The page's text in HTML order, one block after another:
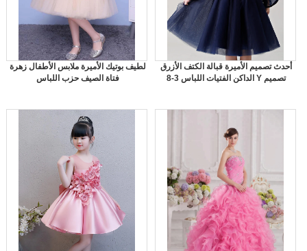
لطيف بوتيك الأميرة ملابس الأطفال زهرة
فتاة الصيف حزب اللباس
أحدث تصميم الأميرة قبالة الكتف الأزرق
الداكن الفتيات اللباس 3-8 Y تصميم